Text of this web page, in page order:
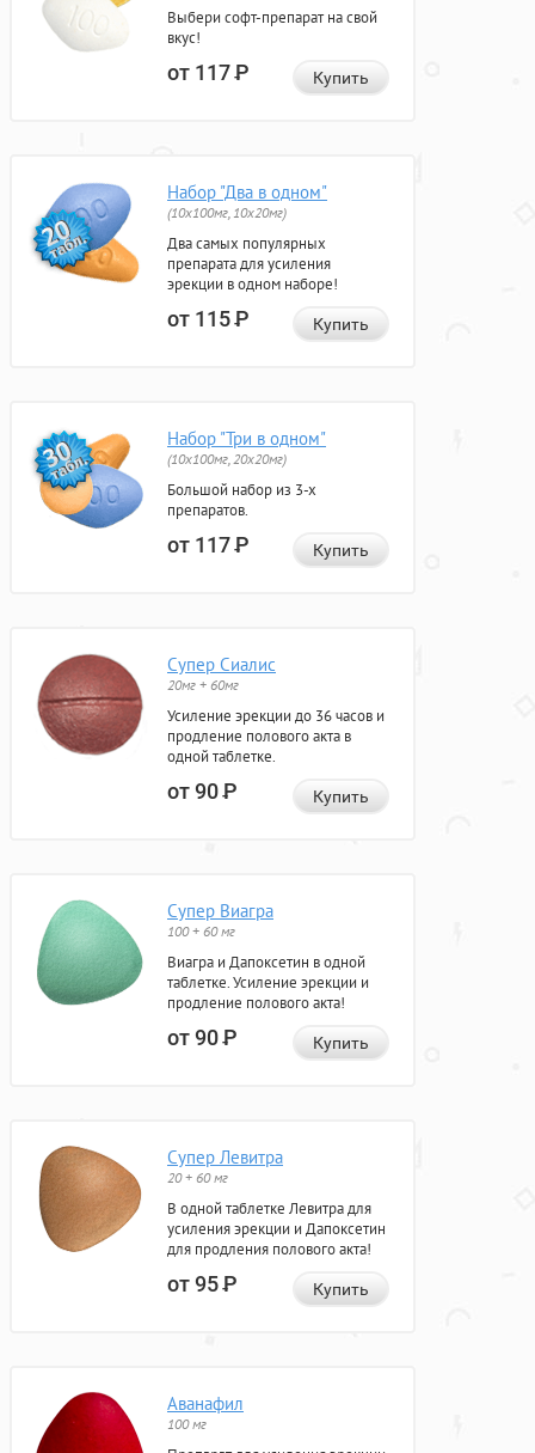
Выбери софт-препарат на свой
вкус!
от 117Р Купить
Набор "Два в одном"
(10x100мг, 10x20мг)
Два самых популярных
препарата для усиления
эрекции в одном наборе!
от 115Р Купить
Набор "Три в одном"
(10x100мг, 20x20мг)
Большой набор из 3-х
препаратов.
от 117Р Купить
Супер Сиалис
20мг + 60мг
Усиление эрекции до 36 часов и
продление полового акта в
одной таблетке.
от 90Р Купить
Супер Виагра
100 + 60 мг
Виагра и Дапоксетин в одной
таблетке. Усиление эрекции и
продление полового акта!
от 90Р Купить
Супер Левитра
20 + 60 мг
В одной таблетке Левитра для
усиления эрекции и Дапоксетин
для продления полового акта!
от 95Р Купить
Аванафил
100 мг